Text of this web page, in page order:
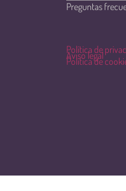
Preguntas
Política de
Aviso legal
Política de